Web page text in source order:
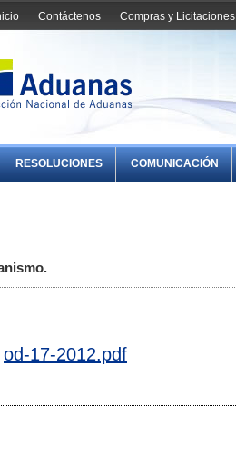
Compras y Licitaciones
Contáctenos
RESOLUCIONES COMUNICACIÓN
od-17-2012.pdf